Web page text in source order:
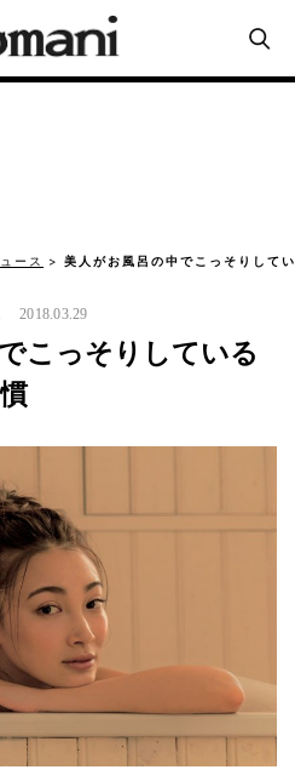
ース 美人がお風呂の中でこっそりして
2018.03.29
こっそりしている